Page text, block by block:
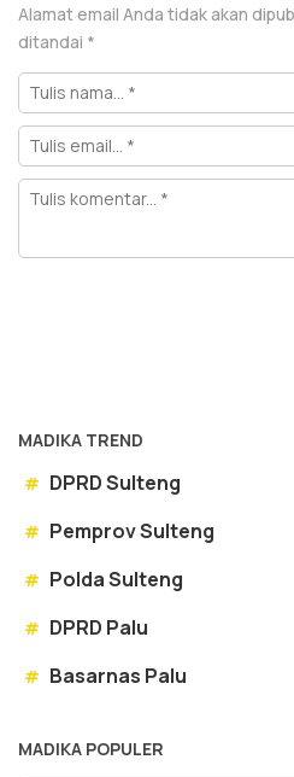
Alamat email Anda tidak akan
ditandai *
MADIKA TREND
# DPRD Sulteng
# Pemprov Sulteng
# Polda Sulteng
# DPRD Palu
# Basarnas Palu
MADIKA POPULER